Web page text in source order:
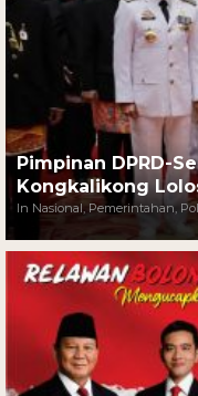
Pimpinan DPRD-
Kongkalikong
In Nasional, Pemerintahan,